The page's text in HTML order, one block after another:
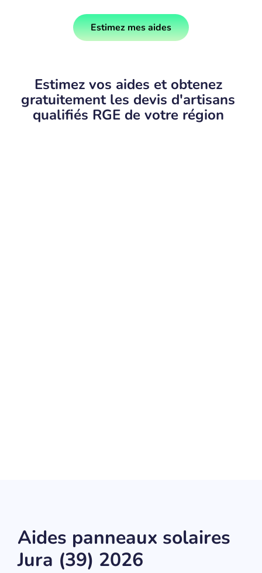
Estimez mes aides
Estimez vos aides et obtenez
gratuitement les devis d'artisans
qualifiés RGE de votre région
Aides panneaux solaires
Jura (39) 2026